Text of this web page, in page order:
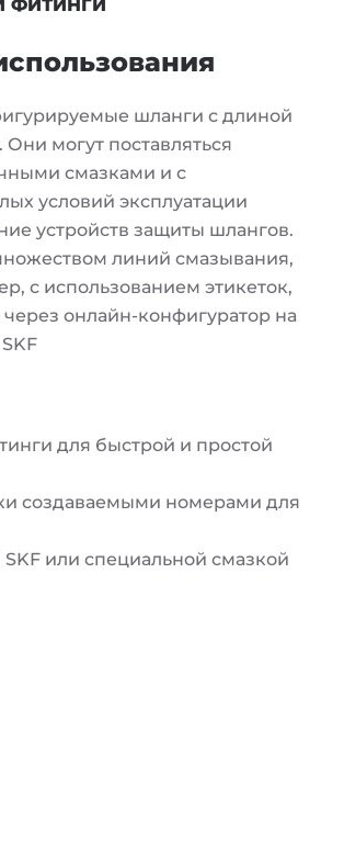
ФИТИНГИ
шланги с длиной
могут поставляться
смазками и с
условий эксплуатации
устройств защиты шлангов.
линий смазывания,
с использованием этикеток,
онлайн-конфигуратор на
для быстрой и простой
создаваемыми номерами для
или специальной смазкой